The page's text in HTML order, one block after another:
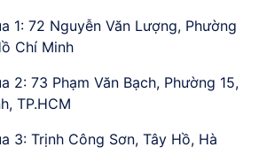
1: 72 Nguyễn Văn Lượng, Phường
Chí Minh
2: 73 Phạm Văn Bạch, Phường 15,
TP.HCM
3: Trịnh Công Sơn, Tây Hồ, Hà